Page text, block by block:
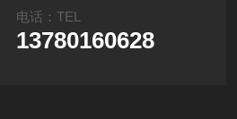
电话：TEL
13780160628